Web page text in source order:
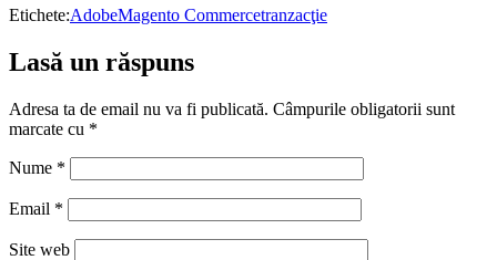
Etichete:AdobeMagento Commercetranzacţie
Lasă un răspuns
Adresa ta de email nu va fi publicată. Câmpurile obligatorii sunt
marcate cu *
Nume *
Email *
Site web